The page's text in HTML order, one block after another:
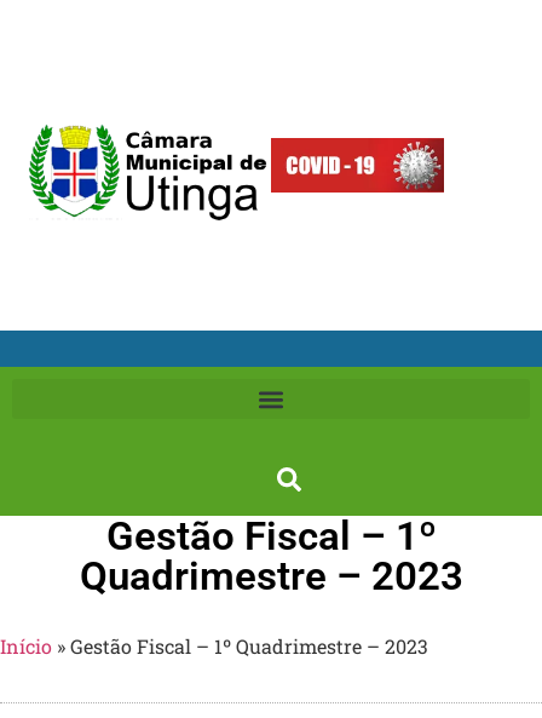
Gestão Fiscal – 1º
Quadrimestre – 2023
Início »Gestão Fiscal – 1º Quadrimestre – 2023